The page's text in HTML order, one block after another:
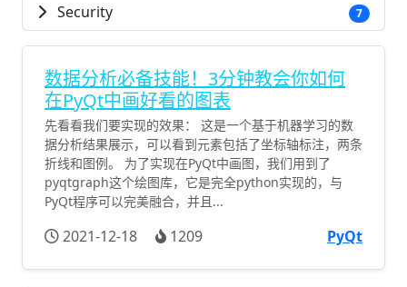
Security 7
数据分析必备技能！3分钟教会你如何
在PyQt中画好看的图表
先看看我们要实现的效果： 这是一个基于机器学习的数
据分析结果展示，可以看到元素包括了坐标轴标注，两条
折线和图例。 为了实现在PyQt中画图，我们用到了
pyqtgraph这个绘图库，它是完全python实现的，与
PyQt程序可以完美融合，并且...
2021-12-18 1209 PyQt